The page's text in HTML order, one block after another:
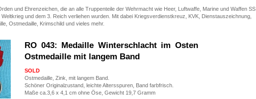
und Ehrenzeichen, die an alle Truppenteile der Wehrmacht wie Heer, Luftwaffe, Marine und Waffen SS
und dem 3. Reich verliehen wurden. Mit dabei Kriegsverdienstkreuz, KVK, Dienstauszeichnung,
Ostmedaille, Krimschild und vieles mehr.
RO 043: Medaille Winterschlacht im Osten
Ostmedaille mit langem Band
SOLD
Ostmedaille, Zink, mit langem Band.
Schöner Originalzustand, leichte Altersspuren, Band farbfrisch.
Maße ca.3,6 x 4,1 cm ohne Öse, Gewicht 19,7 Gramm